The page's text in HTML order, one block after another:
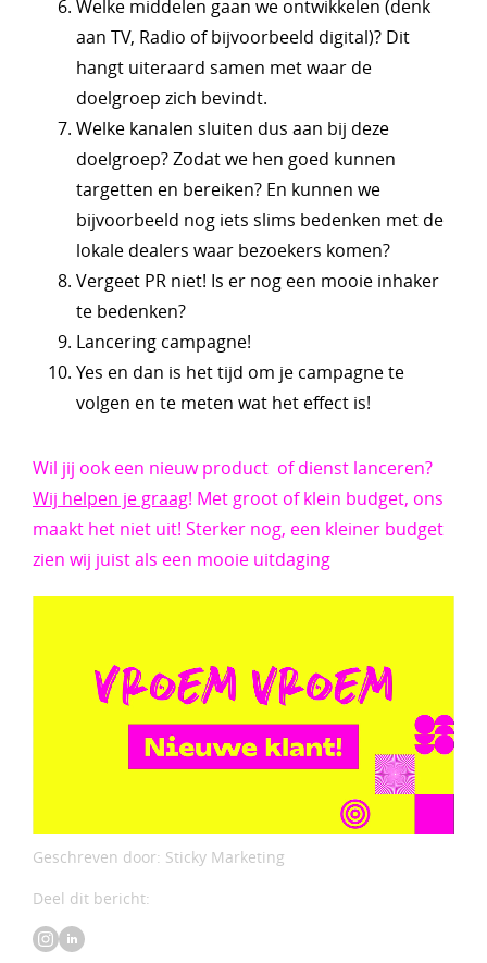
Welke middelen gaan we ontwikkelen (denk
aan TV, Radio of bijvoorbeeld digital)? Dit
hangt uiteraard samen met waar de
doelgroep zich bevindt.
Welke kanalen sluiten dus aan bij deze
doelgroep? Zodat we hen goed kunnen
targetten en bereiken? En kunnen we
bijvoorbeeld nog iets slims bedenken met de
lokale dealers waar bezoekers komen?
Vergeet PR niet! Is er nog een mooie inhaker
te bedenken?
Lancering campagne!
Yes en dan is het tijd om je campagne te
volgen en te meten wat het effect is!
Wil jij ook een nieuw product of dienst lanceren?
Wij helpen je graag! Met groot of klein budget, ons
maakt het niet uit! Sterker nog, een kleiner budget
zien wij juist als een mooie uitdaging
Geschreven door: Sticky Marketing
Deel dit bericht: